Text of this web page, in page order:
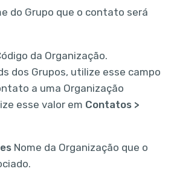
do Grupo que o contato será
da Organização.
dos Grupos, utilize esse campo
a uma Organização
esse valor em Contatos >
Nome da Organização que o